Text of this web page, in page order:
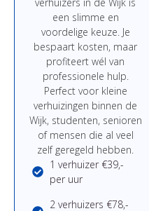
een slimme en
voordelige keuze. Je
bespaart kosten, maar
profiteert wél van
professionele hulp.
Perfect voor kleine
verhuizingen binnen de
Wijk, studenten, senioren
of mensen die al veel
zelf geregeld hebben.
1 verhuizer €39,-
per uur
2 verhuizers €78,-